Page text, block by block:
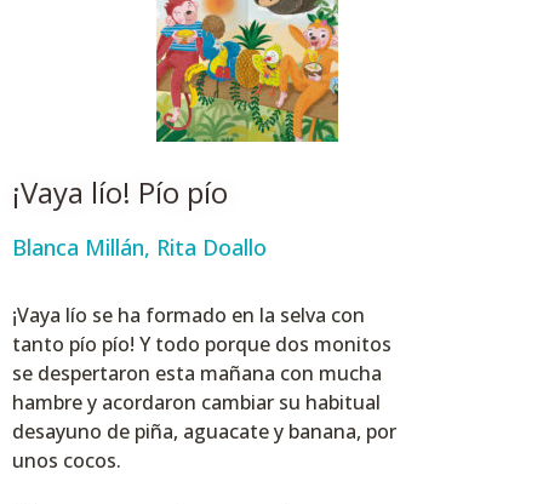
¡Vaya lío! Pío pío
Blanca Millán, Rita Doallo
¡Vaya lío se ha formado en la selva con
tanto pío pío! Y todo porque dos monitos
se despertaron esta mañana con mucha
hambre y acordaron cambiar su habitual
desayuno de piña, aguacate y banana, por
unos cocos.